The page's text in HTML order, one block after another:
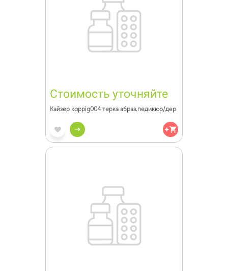
Стоимость уточняйте
Кайзер koppig004 терка абраз.педикюр/дер